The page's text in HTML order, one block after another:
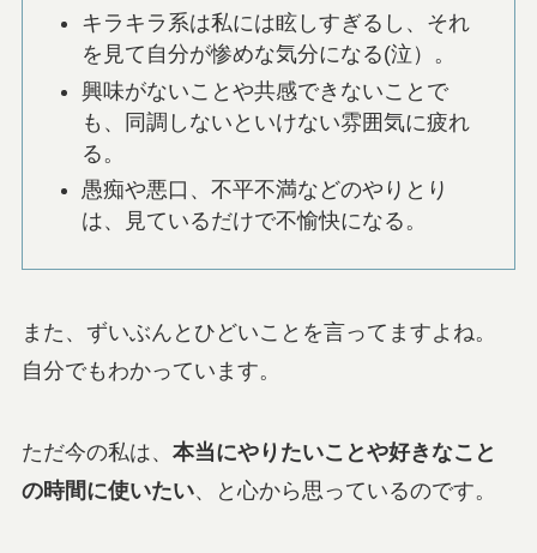
キラキラ系は私には眩しすぎるし、それ
を見て自分が惨めな気分になる(泣）。
興味がないことや共感できないことで
も、同調しないといけない雰囲気に疲れ
る。
愚痴や悪口、不平不満などのやりとり
は、見ているだけで不愉快になる。
また、ずいぶんとひどいことを言ってますよね。
自分でもわかっています。
ただ今の私は、 本当にやりたいことや好きなこと
の時間に使いたい、と心から思っているのです。